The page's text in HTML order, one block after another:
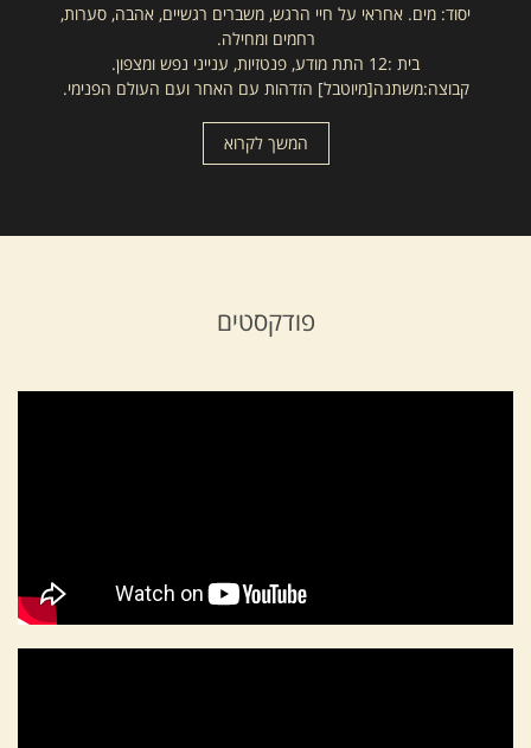
יסוד: מים. אחראי על חיי הרגש, משברים רגשיים, אהבה, סערות,
רחמים ומחילה.
בית :12 התת מודע, פנטזיות, ענייני נפש ומצפון.
קבוצה:משתנה[מיוטבל] הזדהות עם האחר ועם העולם הפנימי.
המשך לקרוא
פודקסטים